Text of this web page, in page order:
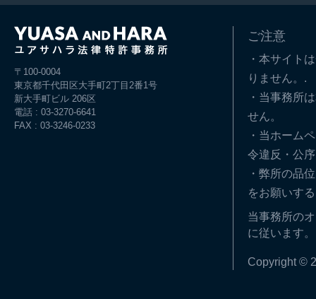
〒100-0004
東京都千代田区大手町2丁目2番1号
新大手町ビル 206区
電話 : 03-3270-6641
FAX : 03-3246-0233
ご注意
・本サイト
りません。.
・当事務所
せん。
・当ホーム
令違反・公
・弊所の品
をお願いす
当事務所の
に従います。
Copyright ©